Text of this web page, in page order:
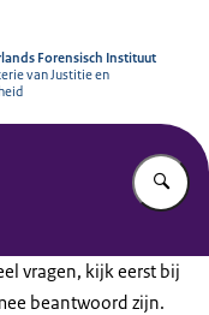
Forensisch Instituut
van Justitie en
vragen, kijk eerst bij
beantwoord zijn.